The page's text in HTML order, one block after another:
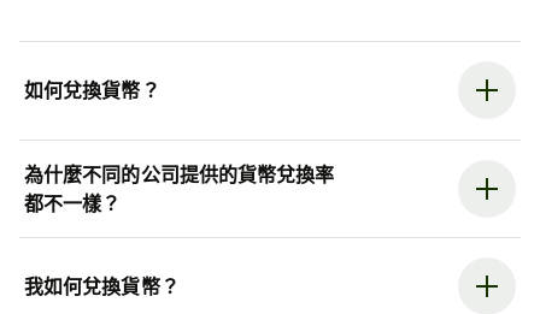
如何兌換貨幣？
為什麼不同的公司提供的貨幣兌換率
都不一樣？
我如何兌換貨幣？